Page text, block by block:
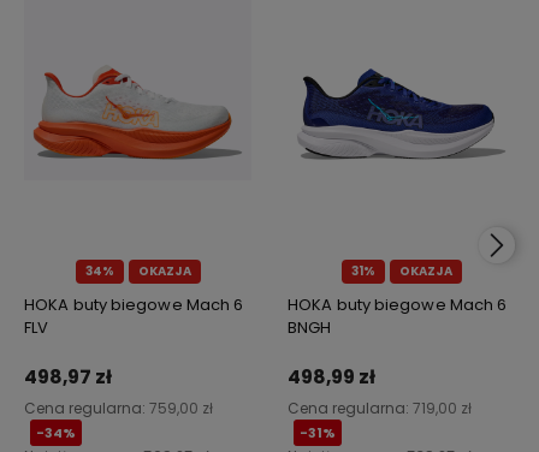
34% OKAZJA
HOKA buty biegowe Mach 6
FLV
498,97 zł
Cena regularna: 759,00 zł
-34%
31% OKAZJA
HOKA buty biegowe Mach 6
BNGH
498,99 zł
Cena regularna: 719,00 zł
-31%